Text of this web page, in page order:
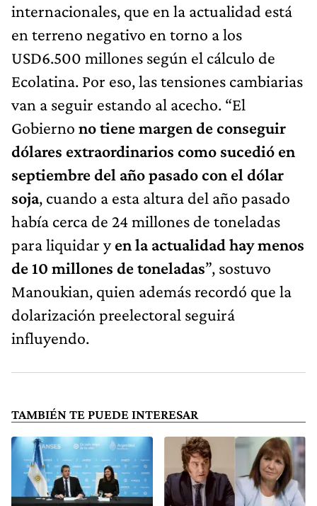
internacionales, que en la actualidad está
en terreno negativo en torno a los
USD6.500 millones según el cálculo de
Ecolatina. Por eso, las tensiones cambiarias
van a seguir estando al acecho. “El
Gobierno no tiene margen de conseguir
dólares extraordinarios como sucedió en
septiembre del año pasado con el dólar
soja, cuando a esta altura del año pasado
había cerca de 24 millones de toneladas
para liquidar yen la actualidad hay menos
de 10 millones de toneladas”, sostuvo
Manoukian, quien además recordó que la
dolarización preelectoral seguirá
influyendo.
TAMBIÉN TE PUEDE INTERESAR